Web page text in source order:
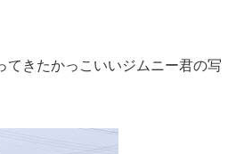
てきたかっこいいジムニー君の写